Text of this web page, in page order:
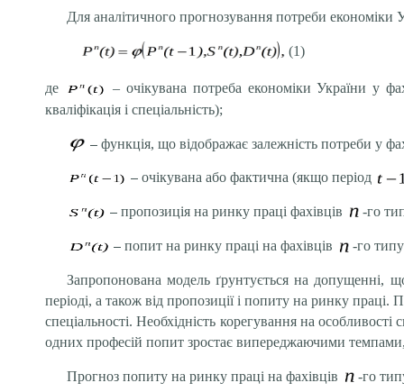
Для аналітичного прогнозування потреби
(1)
де
– очікувана потреба економіки України у
кваліфікація і спеціальність);
– функція, що відображає залежність потреби у
– очікувана або фактична (якщо період
– пропозиція на ринку праці фахівців -го
– попит на ринку праці на фахівців -го
Запропонована модель ґрунтується на допущенні,
періоді, а також від пропозиції і попиту на ринку
спеціальності. Необхідність корегування на
одних професій попит зростає випереджаючими
Прогноз попиту на ринку праці на фахівців -го